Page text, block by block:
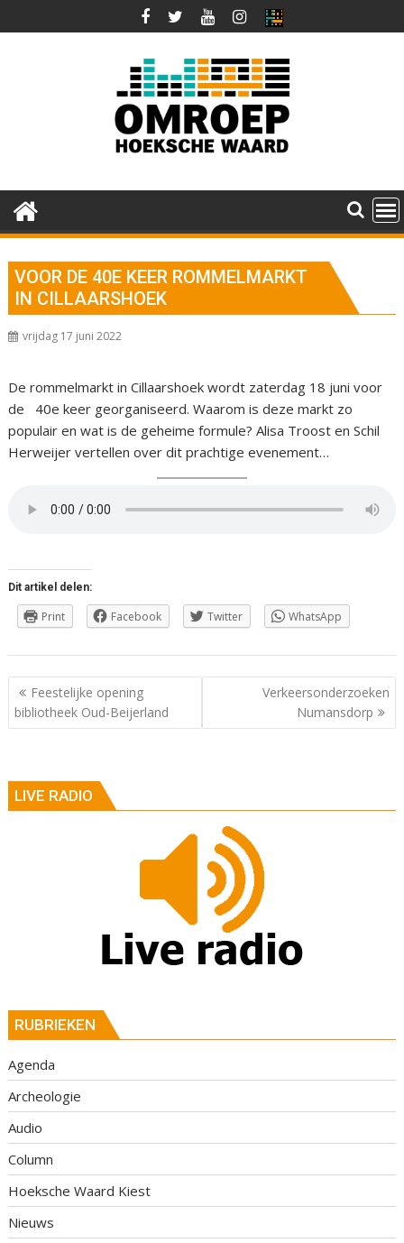
naar
VOOR DE 40E KEER ROMMELMARKT
IN CILLAARSHOEK
vrijdag 17 juni 2022
De rommelmarkt in Cillaarshoek wordt zaterdag 18 juni voor
de 40e keer georganiseerd. Waarom is deze markt zo
populair en wat is de geheime formule? Alisa Troost en Schil
Herweijer vertellen over dit prachtige evenement…
Dit artikel delen:
Print Facebook Twitter WhatsApp
Berichtnavigatie
Feestelijke opening
bibliotheek Oud-Beijerland
Verkeersonderzoeken
Numansdorp
LIVE RADIO
RUBRIEKEN
Agenda
Archeologie
Audio
Column
Hoeksche Waard Kiest
Nieuws